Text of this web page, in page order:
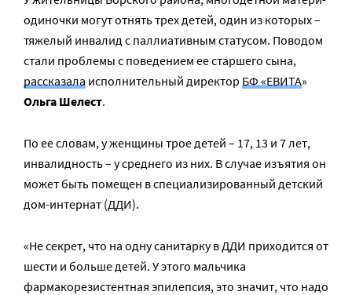
одиночки могут отнять трех детей, один из которых –
тяжелый инвалид с паллиативным статусом. Поводом
стали проблемы с поведением ее старшего сына,
рассказала исполнительный директор БФ «ЕВИТА»
Ольга Шелест.
По ее словам, у женщины трое детей – 17, 13 и 7 лет,
инвалидность – у среднего из них. В случае изъятия он
может быть помещен в специализированный детский
дом-интернат (ДДИ).
«Не секрет, что на одну санитарку в ДДИ приходится от
шести и больше детей. У этого мальчика
фармакорезистентная эпилепсия, это значит, что надо